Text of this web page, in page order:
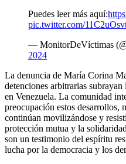
Puedes leer más aquí:
pic.twitter.com/
— MonitorDeVíctimas
2024
La denuncia de María Corina
detenciones arbitrarias
en Venezuela. La comunidad
preocupación estos desarrollos,
continúan movilizándose y
protección mutua y la
son un testimonio del espíritu
lucha por la democracia y los